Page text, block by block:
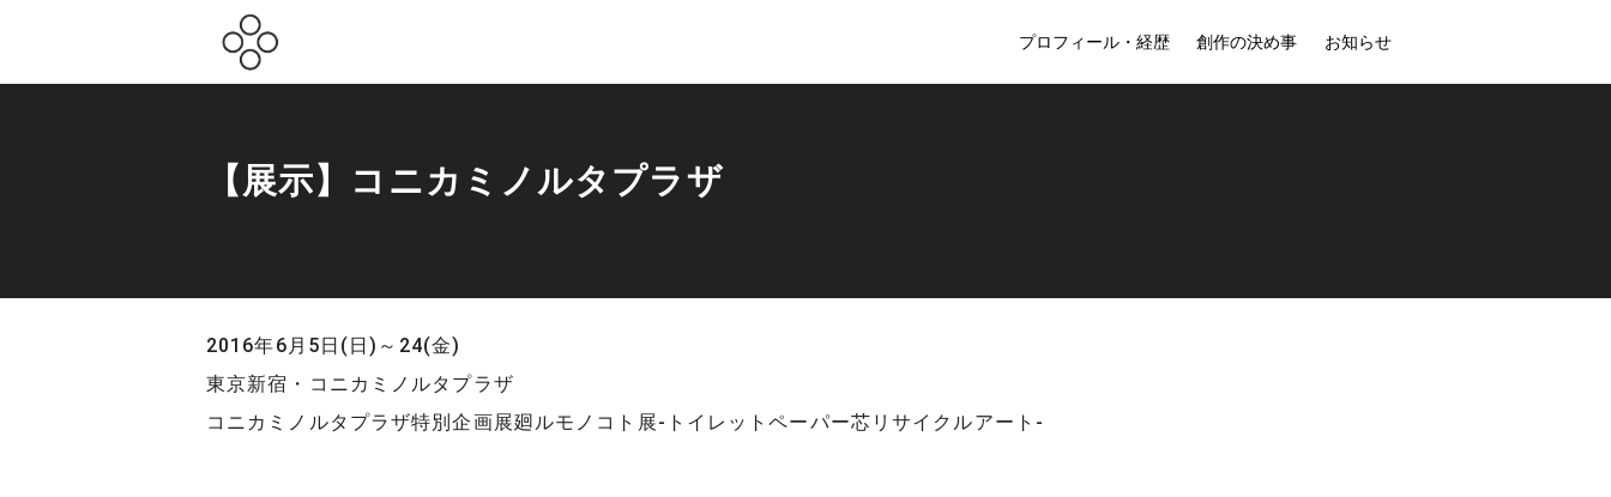
プロフィール・経歴 創作の決め事 お知らせ
【展示】コニカミノルタプラザ
2016年6月5日(日)～24(金)
東京新宿・コニカミノルタプラザ
コニカミノルタプラザ特別企画展廻ルモノコト展-トイレットペーパー芯リサイクルアート-